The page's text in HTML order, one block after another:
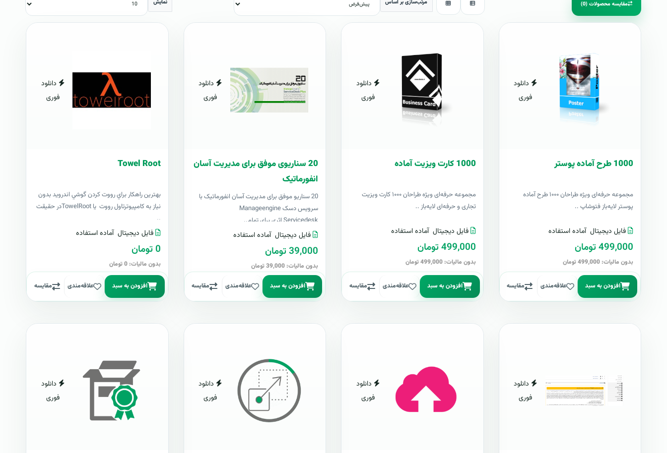
مقایسه محصولات (0) مرتب‌سازی بر اساس نمایش
دانلود
فوری
1000 طرح آماده پوستر
مجموعه حرفه‌ای ویژه طراحان ۱۰۰۰ طرح آماده
پوستر لایه‌باز فتوشاپ ..
فایل دیجیتال آماده استفاده
499,000 تومان
بدون مالیات: 499,000 تومان
افزودن به سبد علاقه‌مندی مقایسه
دانلود
فوری
1000 کارت ويزيت آماده
مجموعه حرفه‌ای ویژه طراحان ۱۰۰۰ کارت ویزیت
تجاری و حرفه‌ای لایه‌باز ..
فایل دیجیتال آماده استفاده
499,000 تومان
بدون مالیات: 499,000 تومان
افزودن به سبد علاقه‌مندی مقایسه
دانلود
فوری
20 سناریوی موفق برای مدیریت آسان
انفورماتیک
20 سناریو موفق برای مدیریت آسان انفورماتیک با
سرویس دسک Manageengine
Servicedesk اثری برای تمام..
فایل دیجیتال آماده استفاده
39,000 تومان
بدون مالیات: 39,000 تومان
افزودن به سبد علاقه‌مندی مقایسه
دانلود
فوری
Towel Root
بهترين راهکار براي رووت کردن گوشي اندرويد بدون
نياز به کامپيوترتاول رووت يا TowelRootدر حقيقت
..
فایل دیجیتال آماده استفاده
0 تومان
بدون مالیات: 0 تومان
افزودن به سبد علاقه‌مندی مقایسه
دانلود
فوری
دانلود
فوری
دانلود
فوری
دانلود
فوری